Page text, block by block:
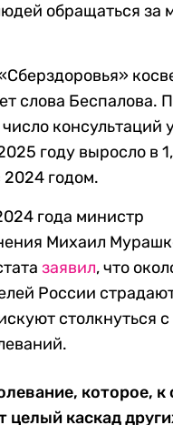
обращаться за
слова Беспалова.
консультаций
году выросло в
годом.
года министр
Михаил
заявил, что
России
столкнуться
которое,
целый каскад